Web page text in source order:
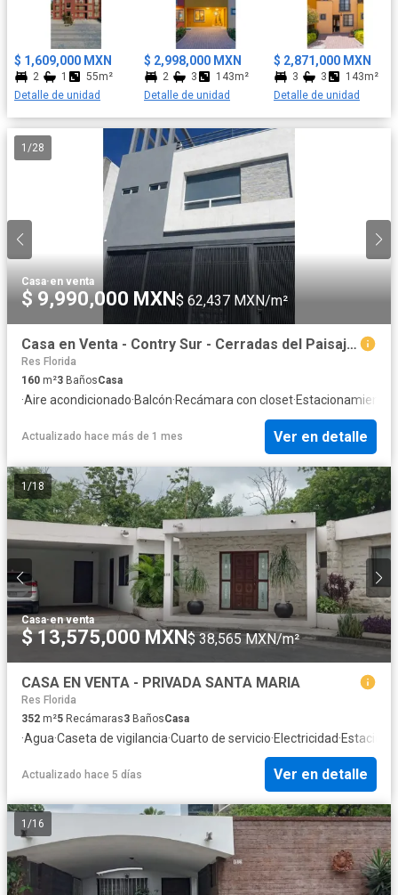
para aire acondicionado. El roof garden de todas las viviendas
cuentan con medio baño, pergolado con vidrio templado, fire pet,
preparación para jacuzzi y cocineta. Amenidades: - Áreas verdes
con asadores. - Juegos infantiles. - Canchas de usos múltiples. -
Canchas de pasto sintético. - Cancha de pádel. - Andadores con
500 metros de Liverpool. Aceptamos todo tipo de crédito y
asesoría gratis, aparta con $10,000.00
$ 1,609,000 MXN
2 1
55m²
Detalle de unidad
$ 2,998,000 MXN
2 3
143m²
Detalle de unidad
$ 2,871,000 MXN
3 3
143m²
Detalle de unidad
1 /28
Casa·en venta
$ 9,990,000 MXN $ 62,437 MXN/m²
Casa en Venta - Contry Sur - Cerradas del Paisaje - Carr. Nacional
Res Florida
160 m²3 BañosCasa
·Aire acondicionado·Balcón·Recámara con closet·Estacionamiento
Actualizado hace más de 1 mes Ver en detalle
1/18
Casa·en venta
$ 13,575,000 MXN$ 38,565 MXN/m²
CASA EN VENTA - PRIVADA SANTA MARIA
Res Florida
352 m²5 Recámaras3 BañosCasa
·Agua·Caseta de vigilancia·Cuarto de servicio·Electricidad·
Actualizado hace 5 días Ver en detalle
1 /16